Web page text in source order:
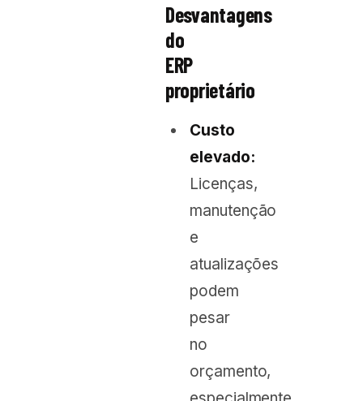
Desvantagens
do
ERP
proprietário
Custo
elevado:
Licenças,
manutenção
e
atualizações
podem
pesar
no
orçamento,